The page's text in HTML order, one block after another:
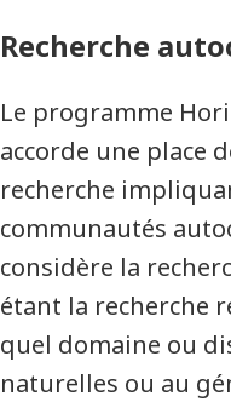
Recherche
Le programme
accorde une place
recherche
communautés
considère la
étant la recherche
quel domaine ou
naturelles ou au